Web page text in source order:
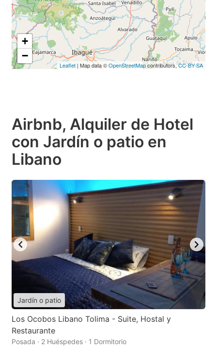
+
−
Leaflet | Map data ©OpenStreetMapcontributors,CC-BY-SA
Airbnb, Alquiler de Hotel
con Jardín o patio en
Libano
Jardín o patio
Los Ocobos Libano Tolima - Suite, Hostal y
Restaurante
Posada · 2 Huéspedes · 1 Dormitorio